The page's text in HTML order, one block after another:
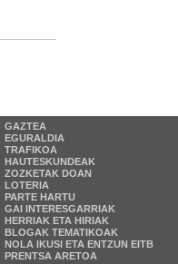
GAZTEA
EGURALDIA
TRAFIKOA
HAUTESKUNDEAK
ZOZKETAK DOAN
LOTERIA
PARTE HARTU
GAI INTERESGARRIAK
HERRIAK ETA HIRIAK
BLOGAK TEMATIKOAK
NOLA IKUSI ETA ENTZUN EITB
PRENTSA ARETOA